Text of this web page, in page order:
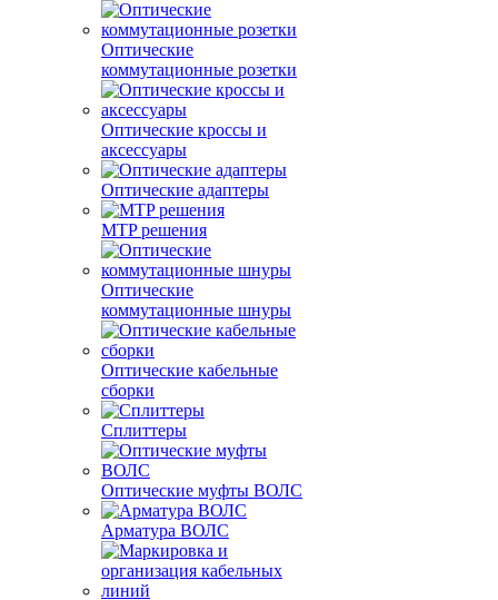
Оптические
коммутационные розетки
Оптические кроссы и
аксессуары
Оптические адаптеры
MTP решения
Оптические
коммутационные шнуры
Оптические кабельные
сборки
Сплиттеры
Оптические муфты ВОЛС
Арматура ВОЛС